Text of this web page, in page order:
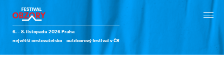
6. - 8. listopadu 2026 Praha
největší cestovatelsko - outdoorový festival v ČR